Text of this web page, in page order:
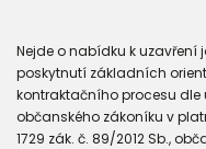
Nejde o nabídku k uzavření
poskytnutí základních
kontraktačního procesu dle
občanského zákoníku v
1729 zák. č. 89/2012 Sb.,